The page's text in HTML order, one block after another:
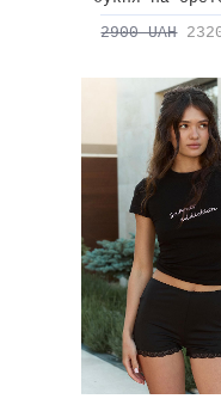
2900 UAH